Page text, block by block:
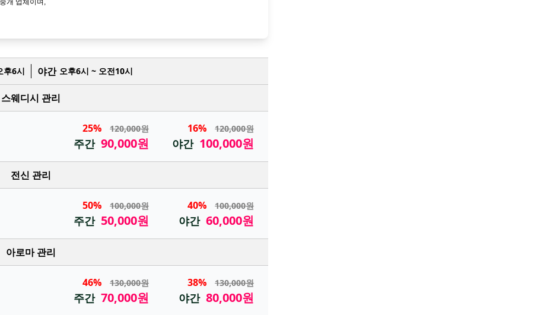
개 업체이며,
후6시 야간 오후6시 ~ 오전10시
스웨디시 관리
25% 120,000원
주간 90,000원
16% 120,000원
야간 100,000원
전신 관리
50% 100,000원
주간 50,000원
40% 100,000원
야간 60,000원
아로마 관리
46% 130,000원
주간 70,000원
38% 130,000원
야간 80,000원